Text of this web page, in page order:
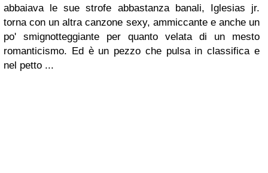
abbaiava le sue strofe abbastanza banali, Iglesias jr.
torna con un altra canzone sexy, ammiccante e anche un
po' smignotteggiante per quanto velata di un mesto
romanticismo. Ed è un pezzo che pulsa in classifica e
nel petto ...